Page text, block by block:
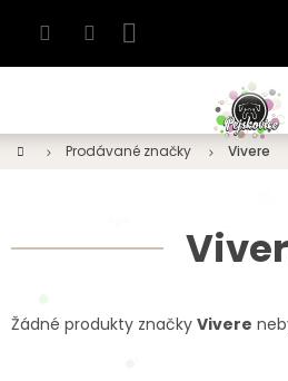
Nákupní
košík
DomůProdávané značky Vivere
Žádné produkty značky Vivere